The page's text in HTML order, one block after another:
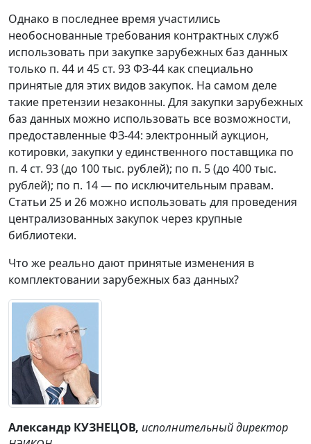
Однако в последнее время участились
необоснованные требования контрактных служб
использовать при закупке зарубежных баз данных
только п. 44 и 45 ст. 93 ФЗ-44 как специально
принятые для этих видов закупок. На самом деле
такие претензии незаконны. Для закупки зарубежных
баз данных можно использовать все возможности,
предоставленные ФЗ-44: электронный аукцион,
котировки, закупки у единственного поставщика по
п. 4 ст. 93 (до 100 тыс. рублей); по п. 5 (до 400 тыс.
рублей); по п. 14 — по исключительным правам.
Статьи 25 и 26 можно использовать для проведения
централизованных закупок через крупные
библиотеки.
Что же реально дают принятые изменения в
комплектовании зарубежных баз данных?
Александр КУЗНЕЦОВ, исполнительный директор